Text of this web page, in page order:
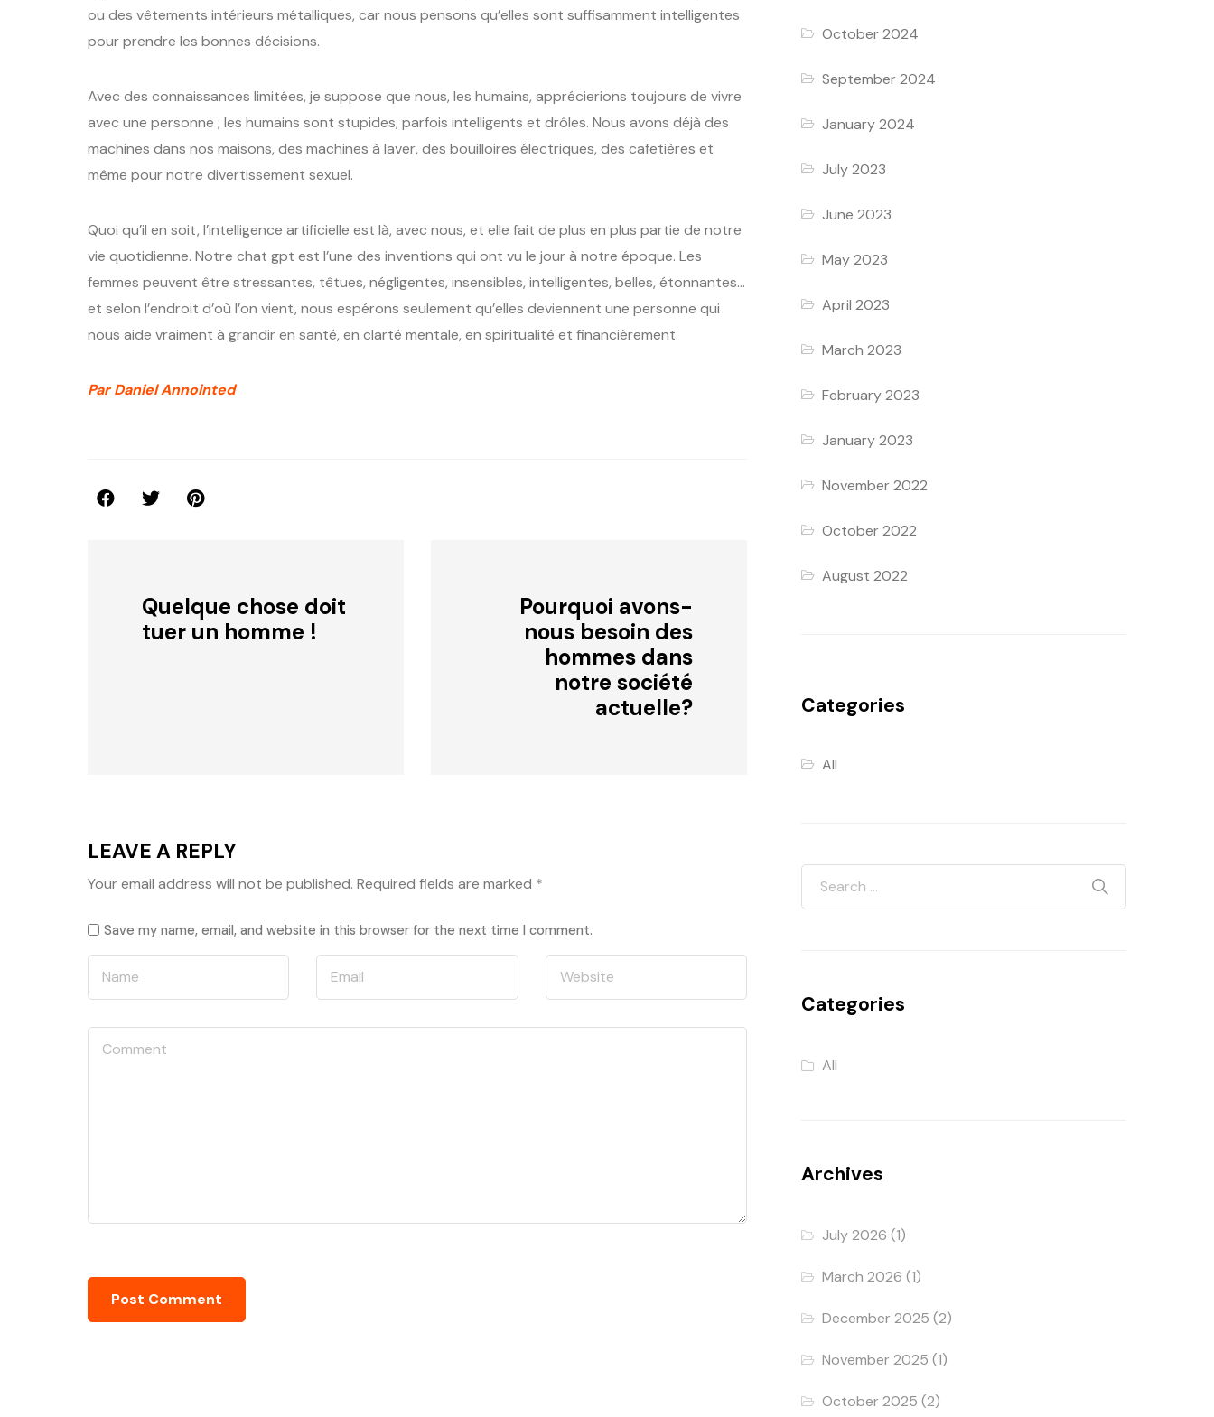
ou des vêtements intérieurs métalliques, car nous pensons qu’elles sont suffisamment intelligentes
pour prendre les bonnes décisions.
Avec des connaissances limitées, je suppose que nous, les humains, apprécierions toujours de vivre
avec une personne ; les humains sont stupides, parfois intelligents et drôles. Nous avons déjà des
machines dans nos maisons, des machines à laver, des bouilloires électriques, des cafetières et
même pour notre divertissement sexuel.
Quoi qu’il en soit, l’intelligence artificielle est là, avec nous, et elle fait de plus en plus partie de notre
vie quotidienne. Notre chat gpt est l’une des inventions qui ont vu le jour à notre époque. Les
femmes peuvent être stressantes, têtues, négligentes, insensibles, intelligentes, belles, étonnantes…
et selon l’endroit d’où l’on vient, nous espérons seulement qu’elles deviennent une personne qui
nous aide vraiment à grandir en santé, en clarté mentale, en spiritualité et financièrement.
Par Daniel Annointed
Quelque chose doit
tuer un homme !
Pourquoi avons-
nous besoin des
hommes dans
notre société
actuelle?
LEAVE A REPLY
Your email address will not be published. Required fields are marked *
Save my name, email, and website in this browser for the next time I comment.
October 2024
September 2024
January 2024
July 2023
June 2023
May 2023
April 2023
March 2023
February 2023
January 2023
November 2022
October 2022
August 2022
Categories
All
Categories
All
Archives
July 2026 (1)
March 2026 (1)
December 2025 (2)
November 2025 (1)
October 2025 (2)